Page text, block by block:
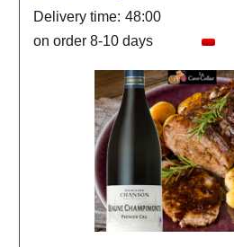
Delivery time: 48:00
on order 8-10 days